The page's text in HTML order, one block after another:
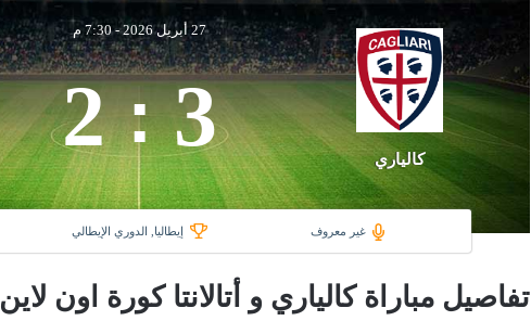
كالياري
27 أبريل 2026 -7:30 م
3
:
2
غير معروف إيطاليا, الدوري الإيطالي
تفاصيل مباراة كالياري و أتالانتا كورة اون لاين